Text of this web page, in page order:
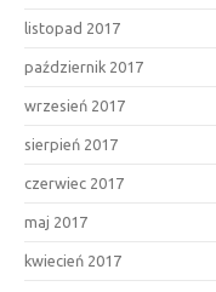
listopad 2017
październik 2017
wrzesień 2017
sierpień 2017
czerwiec 2017
maj 2017
kwiecień 2017